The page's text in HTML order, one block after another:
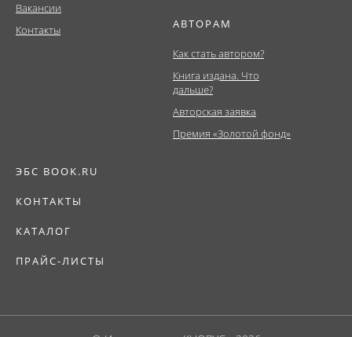
Вакансии
Контакты
АВТОРАМ
Как стать автором?
Книга издана. Что
дальше?
Авторская заявка
Премия «Золотой фонд»
ЭБС BOOK.RU
КОНТАКТЫ
КАТАЛОГ
ПРАЙС-ЛИСТЫ